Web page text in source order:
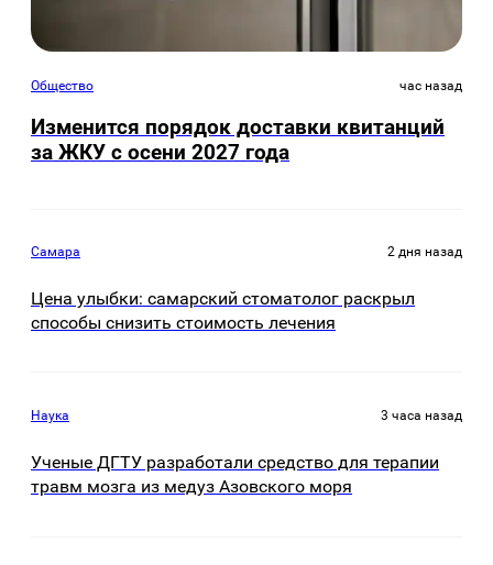
Общество час назад
Изменится порядок доставки квитанций
за ЖКУ с осени 2027 года
Самара 2 дня назад
Цена улыбки: самарский стоматолог раскрыл
способы снизить стоимость лечения
Наука 3 часа назад
Ученые ДГТУ разработали средство для терапии
травм мозга из медуз Азовского моря